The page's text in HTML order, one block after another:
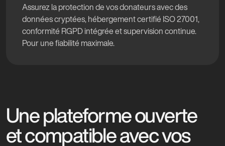
Assurez la protection de vos donateurs avec des
données cryptées, hébergement certifié ISO 27001,
conformité RGPD intégrée et supervision continue.
Pour une fiabilité maximale.
Une plateforme ouverte
et compatible avec vos